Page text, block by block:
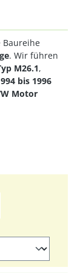
. Wir führen
M26.1,
bis 1996
Motor